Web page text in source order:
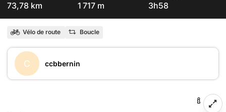
73,78 km 1 717 m 3h58
Vélo de route Boucle
C ccbbernin